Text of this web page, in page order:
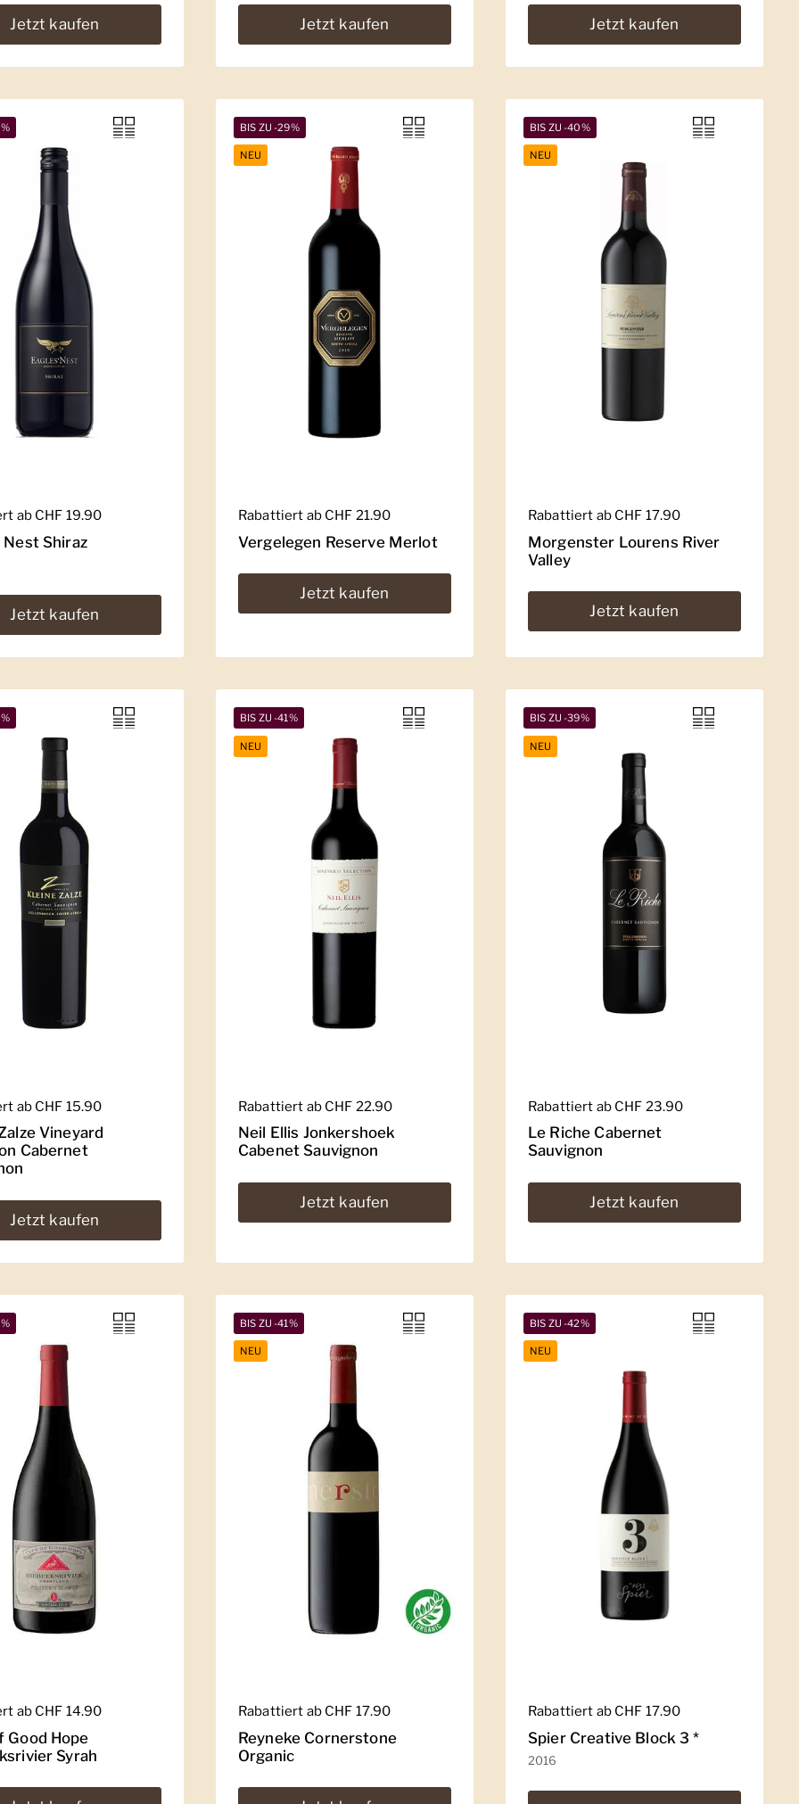
Jetzt kaufen Jetzt kaufen Jetzt kaufen
Preis
ab CHF 19.90
Nest Shiraz
Jetzt kaufen
Regulärer Preis
Rabattiert ab CHF 21.90
Vergelegen Reserve Merlot
Jetzt kaufen
BIS ZU -29%
NEU
Regulärer Preis
Rabattiert ab CHF 17.90
Morgenster Lourens River
Valley
Jetzt kaufen
BIS ZU -40%
NEU
Preis
ab CHF 15.90
Vineyard
Cabernet
Jetzt kaufen
Regulärer Preis
Rabattiert ab CHF 22.90
Neil Ellis Jonkershoek
Cabenet Sauvignon
Jetzt kaufen
BIS ZU -41%
NEU
Regulärer Preis
Rabattiert ab CHF 23.90
Le Riche Cabernet
Sauvignon
Jetzt kaufen
BIS ZU -39%
NEU
Preis
ab CHF 14.90
Good Hope
Syrah
Regulärer Preis
Rabattiert ab CHF 17.90
Reyneke Cornerstone
Organic
BIS ZU -41%
NEU
Regulärer Preis
Rabattiert ab CHF 17.90
Spier Creative Block 3 *
2016
BIS ZU -42%
NEU